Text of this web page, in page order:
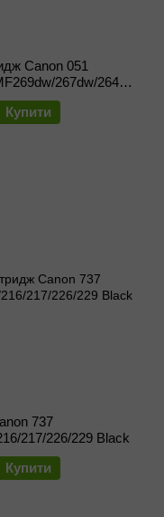
Canon 051
267dw/264dw
стор.)
Купити
737
217/226/229 Black
Купити